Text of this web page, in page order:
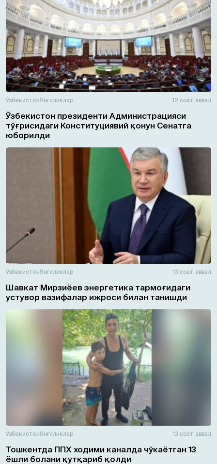
ЎзбекистонЯнгиликлар 12 соат аввал
Ўзбекистон президенти Администрацияси
тўғрисидаги Конституциявий қонун Сенатга
юборилди
ЎзбекистонЯнгиликлар 13 соат аввал
Шавкат Мирзиёев энергетика тармоғидаги
устувор вазифалар ижроси билан танишди
ЎзбекистонЯнгиликлар 13 соат аввал
Тошкентда ППХ ходими каналда чўкаётган 13
ёшли болани қутқариб қолди